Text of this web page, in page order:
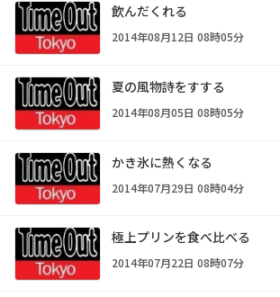
飲んだくれる
2014年08月12日 08時05分
夏の風物詩をすする
2014年08月05日 08時05分
かき氷に熱くなる
2014年07月29日 08時04分
極上プリンを食べ比べる
2014年07月22日 08時07分